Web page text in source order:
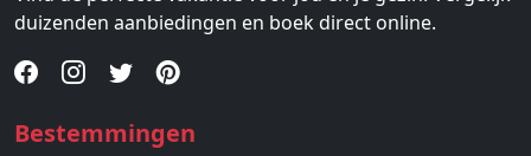
duizenden aanbiedingen en boek direct online.
Bestemmingen